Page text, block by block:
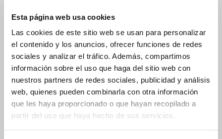
Esta página web usa cookies
Las cookies de este sitio web se usan para personalizar
el contenido y los anuncios, ofrecer funciones de redes
sociales y analizar el tráfico. Además, compartimos
información sobre el uso que haga del sitio web con
nuestros partners de redes sociales, publicidad y análisis
web, quienes pueden combinarla con otra información
que les haya proporcionado o que hayan recopilado a
partir del uso que haya hecho de sus servicios.
Tu cuerpo dice NO!
Terapias naturales
Cuerpo sano en mente sana
Últimas publicaciones relacionadas
Nuevos Solares BIO de CATTIER